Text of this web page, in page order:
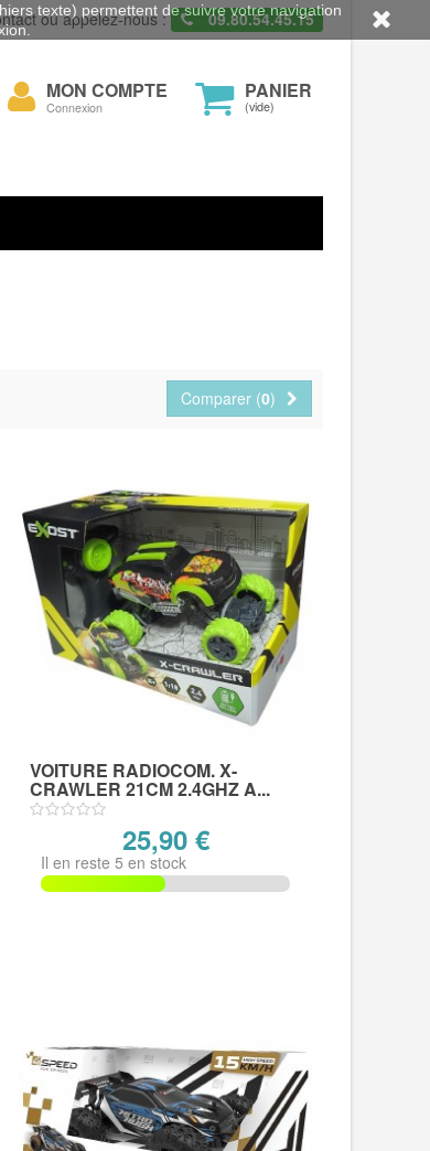
ou appelez-nous : 09.80.54.45.15
PANIER
(vide)
Mon
compte
MON COMPTE
Connexion
Comparer (0)
VOITURE RADIOCOM. X-
CRAWLER 21CM 2.4GHZ A...
25,90 €
Il en reste 5 en stock
texte) permettent de suivre votre navigation